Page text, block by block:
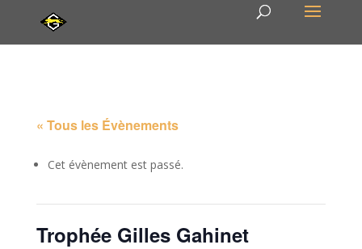
« Tous les Évènements
Cet évènement est passé.
Trophée Gilles Gahinet